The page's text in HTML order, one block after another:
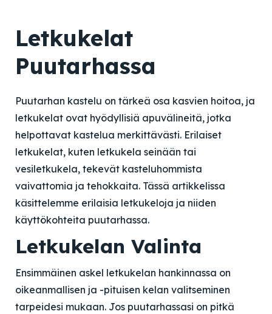
Letkukelat
Puutarhassa
Puutarhan kastelu on tärkeä osa kasvien hoitoa, ja
letkukelat ovat hyödyllisiä apuvälineitä, jotka
helpottavat kastelua merkittävästi. Erilaiset
letkukelat, kuten letkukela seinään tai
vesiletkukela, tekevät kasteluhommista
vaivattomia ja tehokkaita. Tässä artikkelissa
käsittelemme erilaisia letkukeloja ja niiden
käyttökohteita puutarhassa.
Letkukelan Valinta
Ensimmäinen askel letkukelan hankinnassa on
oikeanmallisen ja -pituisen kelan valitseminen
tarpeidesi mukaan. Jos puutarhassasi on pitkä